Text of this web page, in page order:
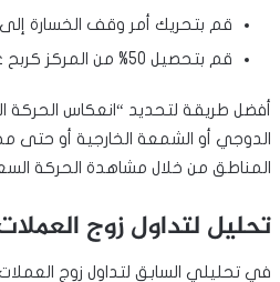
قم بتحريك أمر وقف الخسارة إلى
قم بتحصيل 50% من المركز كربح عندما يصل السعر إلى 20 نقطة من الربح واترك باقي المركز قيد التشغيل.
أفضل طريقة لتحديد “انعكاس
الدوجي أو الشمعة الخارجية أو حتى
المناطق من خلال مشاهدة الحركة
تحليل لتداول زوج العملات
في تحليلي السابق لتداول زوج العملات